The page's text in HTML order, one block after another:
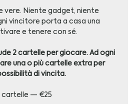
vere. Niente gadget, niente
vincitore porta a casa una
e tenere con sé.
2 cartelle per giocare. Ad ogni
una o più cartelle extra per
di vincita.
cartelle — €25